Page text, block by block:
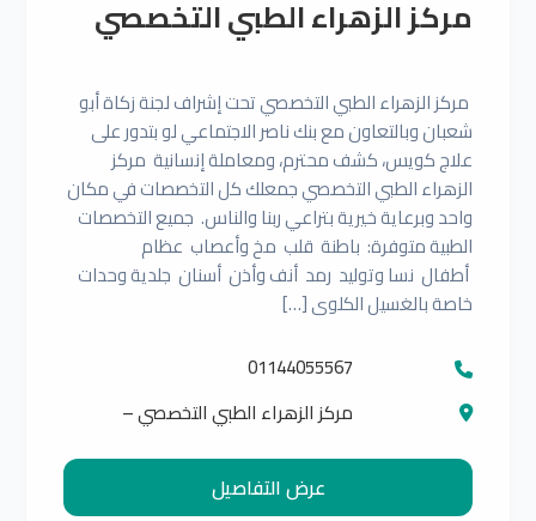
مركز الزهراء الطبي التخصصي
مركز الزهراء الطبي التخصصي تحت إشراف لجنة زكاة أبو
شعبان وبالتعاون مع بنك ناصر الاجتماعي لو بتدور على
علاج كويس، كشف محترم، ومعاملة إنسانية مركز
الزهراء الطبي التخصصي جمعلك كل التخصصات في مكان
واحد وبرعاية خيرية بتراعي ربنا والناس. جميع التخصصات
الطبية متوفرة: باطنة قلب مخ وأعصاب عظام
أطفال نسا وتوليد رمد أنف وأذن أسنان جلدية وحدات
خاصة بالغسيل الكلوى […]
01144055567
مركز الزهراء الطبي التخصصي –
عرض التفاصيل